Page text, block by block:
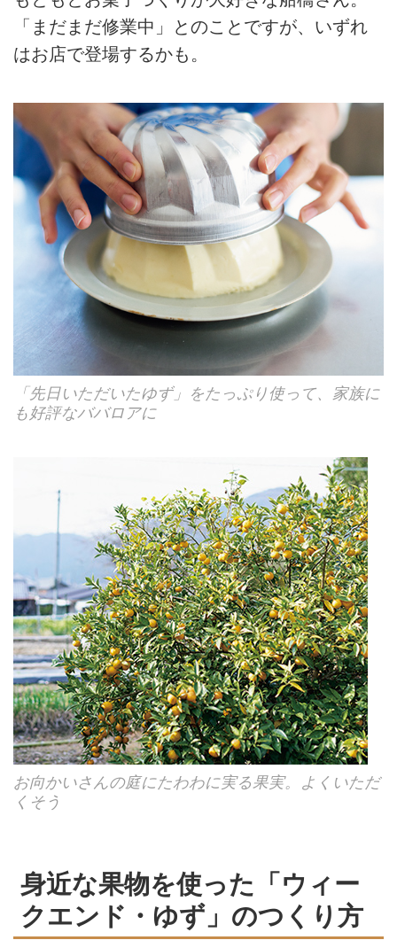
「まだまだ修業中」とのことですが、いずれ
はお店で登場するかも。
「先日いただいたゆず」をたっぷり使って、家族に
も好評なババロアに
お向かいさんの庭にたわわに実る果実。よくいただ
くそう
身近な果物を使った「ウィー
クエンド・ゆず」のつくり方